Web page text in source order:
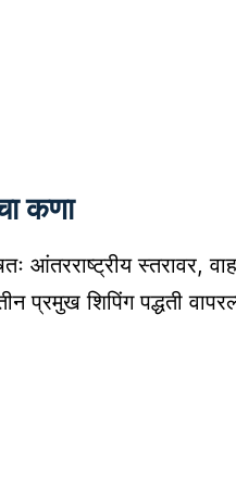
कणा
आंतरराष्ट्रीय स्तरावर,
प्रमुख शिपिंग पद्धती